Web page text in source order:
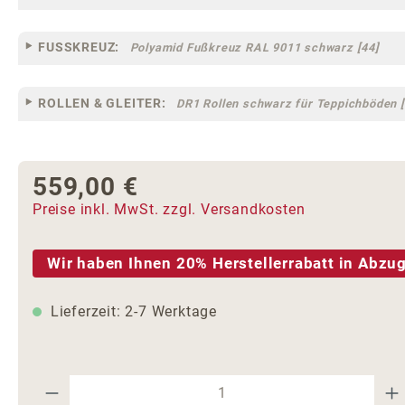
FUSSKREUZ: Polyamid Fußkreuz RAL 9011 schwarz [44]
ROLLEN & GLEITER: DR1 Rollen schwarz für Teppichböden
Regulärer Preis:
559,00 €
Preise inkl. MwSt. zzgl. Versandkosten
Wir haben Ihnen 20% Herstellerrabatt in
Lieferzeit: 2-7 Werktage
Produkt Anzahl: Gib den